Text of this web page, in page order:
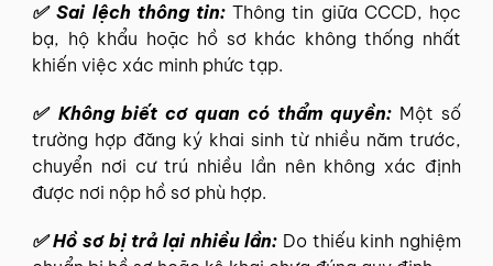
✅Sai lệch thông tin:Thông tin giữa CCCD, học
bạ, hộ khẩu hoặc hồ sơ khác không thống nhất
khiến việc xác minh phức tạp.
✅ Không biết cơ quan có thẩm quyền: Một số
trường hợp đăng ký khai sinh từ nhiều năm trước,
chuyển nơi cư trú nhiều lần nên không xác định
được nơi nộp hồ sơ phù hợp.
✅Hồ sơ bị trả lại nhiều lần: Do thiếu kinh nghiệm